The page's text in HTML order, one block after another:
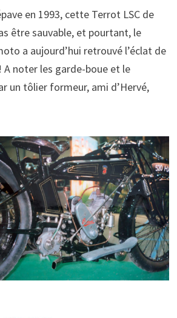
en 1993, cette Terrot LSC de
être sauvable, et pourtant, le
a aujourd’hui retrouvé l’éclat de
A noter les garde-boue et le
un tôlier formeur, ami d’Hervé,